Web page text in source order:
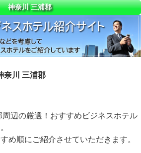
神奈川 三浦郡
奈川 三浦郡
周辺の厳選！おすすめビジネスホテル
め順にご紹介させていただきます。